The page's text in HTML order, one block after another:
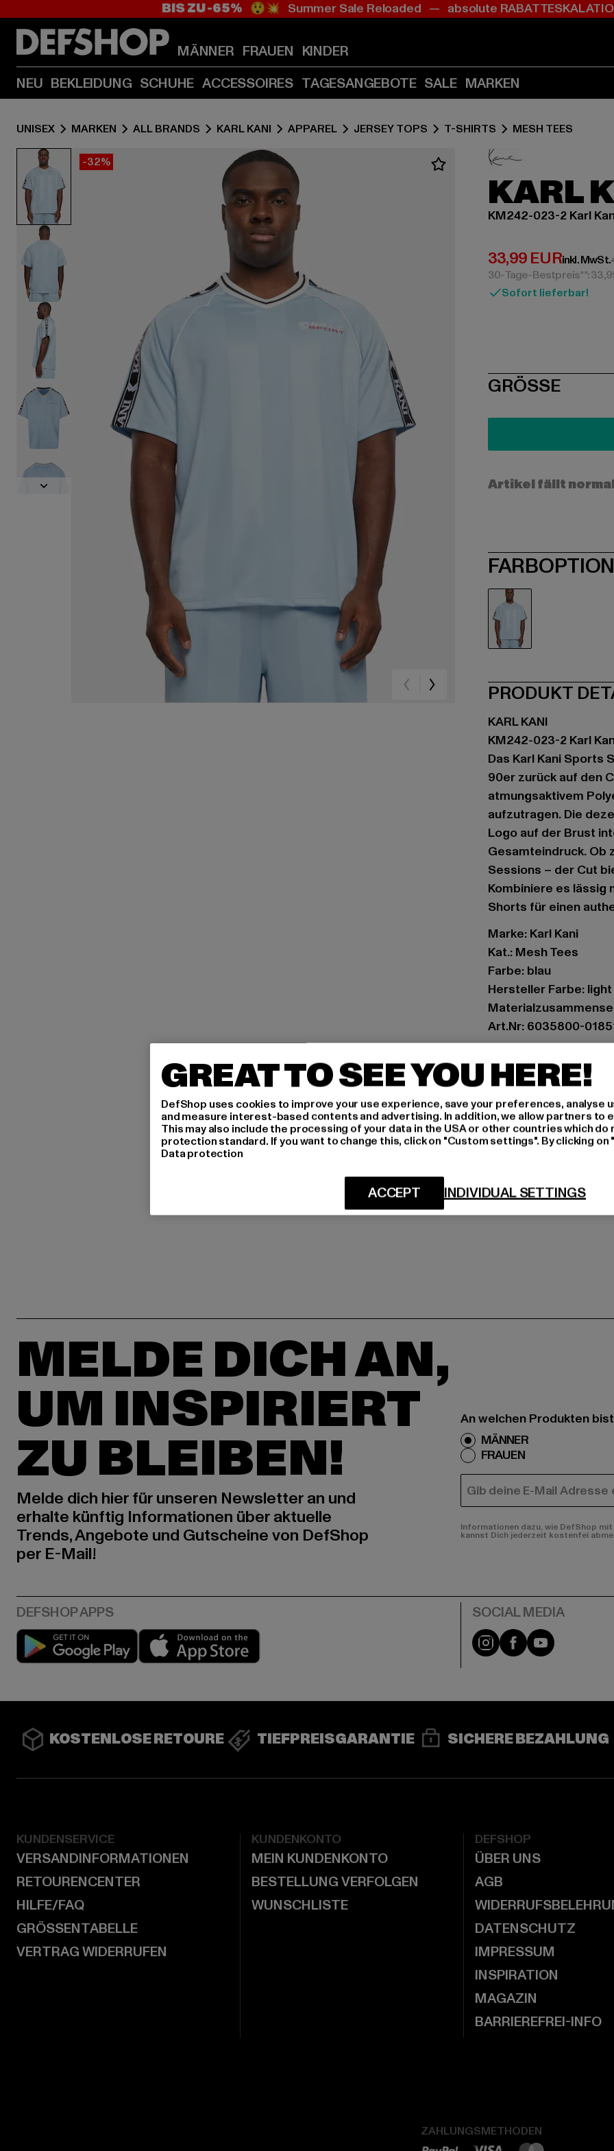
Zum
(Enter
drücken)
Zum
(Enter
drücken)
BIS ZU -65% 😲💥 Summer Sale Reloaded — absolute
MÄNNER FRAUEN KINDER
NEU BEKLEIDUNG SCHUHE ACCESSOIRES TAGESANGEBOTE SALE MARKEN
UNISEX MARKEN ALL BRANDS KARL KANI APPAREL JERSEY TOPS T-SHIRTS MESH TEES
-32%
KARL
KM242-023-2 Karl
33,99 EUR
Derzeitiger Preis:
inkl. MwSt.
30-Tage-Bestpreis**:
Sofort lieferbar!
SIZE
GRÖSSE
Artikel fällt
PRODUKT
KARL KANI
KM242-023-2 Karl
Das Karl Kani Sports
90er zurück auf den
atmungsaktivem
aufzutragen. Die
Logo auf der Brust
Gesamteindruck. Ob
Sessions – der Cut
Kombiniere es lässig
Shorts für einen
Marke: Karl Kani
Kat.: Mesh Tees
Farbe: blau
Hersteller Farbe:
Art.Nr: 6035800-
Hersteller: Urban
Schanzenstraße 41 |
GRÖSSE
LIEFERUNG &
MELDE DICH AN,
UM INSPIRIERT
ZU BLEIBEN!
Melde dich hier für unseren Newsletter an und
erhalte künftig Informationen über aktuelle
Trends, Angebote und Gutscheine von DefShop
per E-Mail!
An welchen Produkten
MÄNNER
FRAUEN
E-MAIL
Informationen dazu, wie DefShop
kannst Dich jederzeit kostenfei
Play market Instagram
FacebookYouTube
KOSTENLOSE RETOURE TIEFPREISGARANTIE SICHERE BEZAHLUNG
KUNDENSERVICE
VERSANDINFORMATIONEN
RETOURENCENTER
HILFE/FAQ
GRÖSSENTABELLE
VERTRAG WIDERRUFEN
KUNDENKONTO
MEIN KUNDENKONTO
BESTELLUNG VERFOLGEN
WUNSCHLISTE
DEFSHOP
ÜBER UNS
AGB
DATENSCHUTZ
IMPRESSUM
INSPIRATION
MAGAZIN
BARRIEREFREI-INFO
ZAHLUNGSMETHODEN
GREAT TO SEE YOU HERE!
DefShop uses cookies to improve your use experience, save your preferences, analyse
and measure interest-based contents and advertising. In addition, we allow partners to
This may also include the processing of your data in the USA or other countries which do
protection standard. If you want to change this, click on "Custom settings". By clicking
Data protection
INDIVIDUAL SETTINGS
ACCEPT